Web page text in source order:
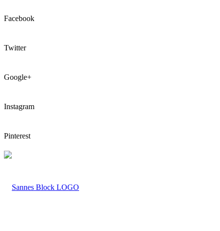
Facebook
Twitter
Google+
Instagram
Pinterest
LOGO